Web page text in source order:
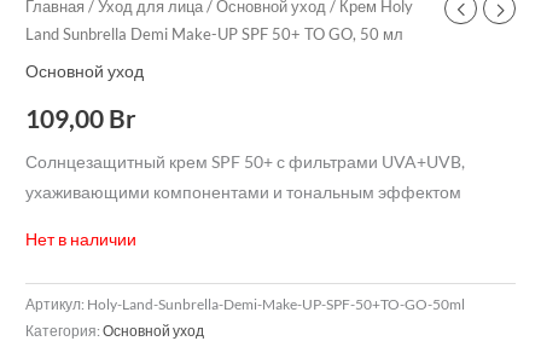
Главная /Уход для лица /Основной уход / Крем Holy
Land Sunbrella Demi Make-UP SPF 50+ TO GO, 50 мл
Основной уход
109,00 Br
Солнцезащитный крем SPF 50+ с фильтрами UVA+UVB,
ухаживающими компонентами и тональным эффектом
Нет в наличии
Артикул: Holy-Land-Sunbrella-Demi-Make-UP-SPF-50+TO-GO-50ml
Категория:Основной уход